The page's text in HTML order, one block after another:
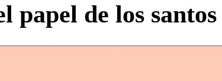
papel de los